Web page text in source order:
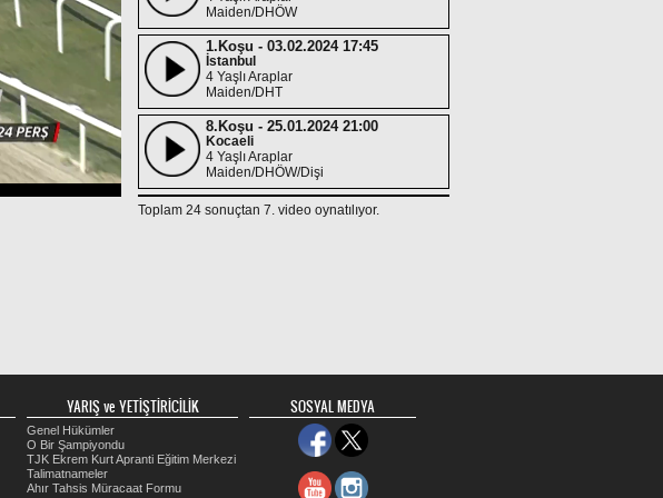
Maiden/DHÖW
1.Koşu - 03.02.2024 17:45
İstanbul
4 Yaşlı Araplar
Maiden/DHT
8.Koşu - 25.01.2024 21:00
Kocaeli
4 Yaşlı Araplar
Maiden/DHÖW/Dişi
9.Koşu - 14.01.2024 18:00
3 Yaşlı Araplar
Maiden/DHT/Dişi
1.Koşu - 17.08.2023 16:45
Kocaeli
Maiden/DHÖW/Dişi
Toplam 24 sonuçtan 7. video oynatılıyor.
YARIŞ ve YETİŞTİRİCİLİK
Genel Hükümler
O Bir Şampiyondu
TJK Ekrem Kurt Apranti Eğitim Merkezi
Talimatnameler
Ahır Tahsis Müracaat Formu
SOSYAL MEDYA